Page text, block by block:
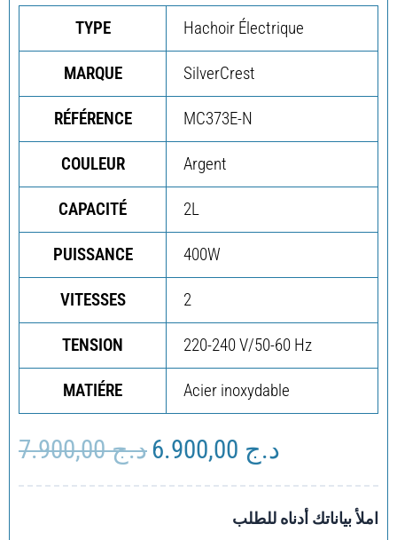
TYPE Hachoir Électrique
MARQUE SilverCrest
RÉFÉRENCE MC373E-N
COULEUR Argent
CAPACITÉ 2L
PUISSANCE 400W
VITESSES 2
TENSION 220-240 V/50-60 Hz
MATIÉRE Acier inoxydable
د.ج7.900,00
Le
initial
د.ج
actuel
est :
املأ بياناتك أدناه للطلب